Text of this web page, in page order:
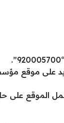
على موقع
الموقع على